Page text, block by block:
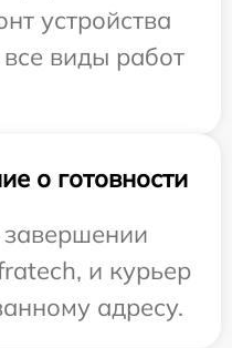
устройства
виды работ
о готовности
и курьер
адресу.